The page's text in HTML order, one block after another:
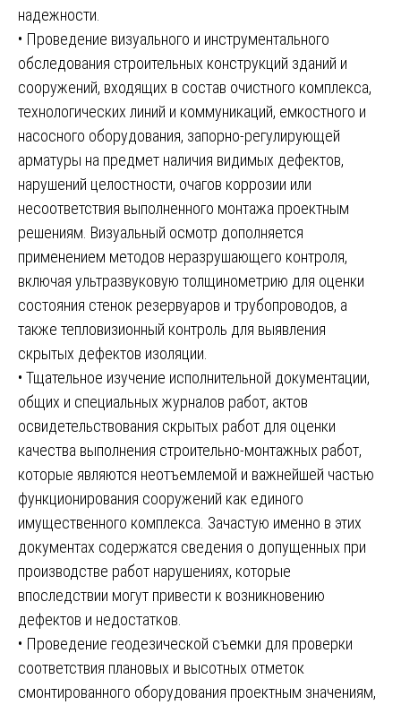
надежности.
• Проведение визуального и инструментального
обследования строительных конструкций зданий и
сооружений, входящих в состав очистного комплекса,
технологических линий и коммуникаций, емкостного и
насосного оборудования, запорно-регулирующей
арматуры на предмет наличия видимых дефектов,
нарушений целостности, очагов коррозии или
несоответствия выполненного монтажа проектным
решениям. Визуальный осмотр дополняется
применением методов неразрушающего контроля,
включая ультразвуковую толщинометрию для оценки
состояния стенок резервуаров и трубопроводов, а
также тепловизионный контроль для выявления
скрытых дефектов изоляции.
• Тщательное изучение исполнительной документации,
общих и специальных журналов работ, актов
освидетельствования скрытых работ для оценки
качества выполнения строительно-монтажных работ,
которые являются неотъемлемой и важнейшей частью
функционирования сооружений как единого
имущественного комплекса. Зачастую именно в этих
документах содержатся сведения о допущенных при
производстве работ нарушениях, которые
впоследствии могут привести к возникновению
дефектов и недостатков.
• Проведение геодезической съемки для проверки
соответствия плановых и высотных отметок
смонтированного оборудования проектным значениям,